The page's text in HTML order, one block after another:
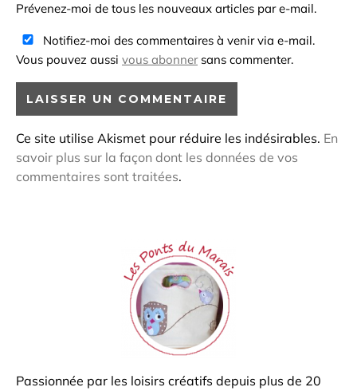
Prévenez-moi de tous les nouveaux articles par e-mail.
Notifiez-moi des commentaires à venir via e-mail.
Vous pouvez aussi vous abonnersans commenter.
Ce site utilise Akismet pour réduire les indésirables. En
savoir plus sur la façon dont les données de vos
commentaires sont traitées.
Passionnée par les loisirs créatifs depuis plus de 20